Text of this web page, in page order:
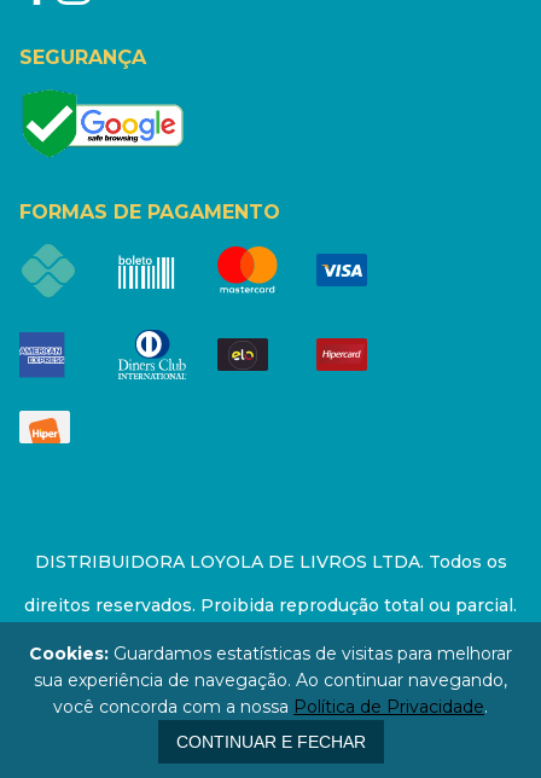
SEGURANÇA
FORMAS DE PAGAMENTO
DISTRIBUIDORA LOYOLA DE LIVROS LTDA. Todos os
direitos reservados. Proibida reprodução total ou parcial.
Preços e estoque sujeito a alterações sem aviso prévio.
67.946.814/0001-94 - LOJA - Rua Senador Feijó - São
Paulo / SP - CEP: 01006-000
Cookies: Guardamos estatísticas de visitas para melhorar
sua experiência de navegação. Ao continuar navegando,
você concorda com a nossa Política de Privacidade.
CONTINUAR E FECHAR